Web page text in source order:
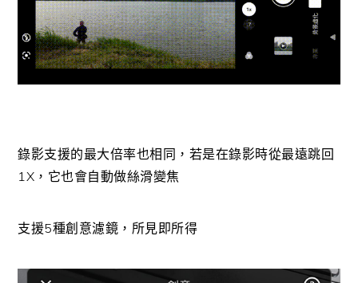
錄影支援的最大倍率也相同，若是在錄影時從最遠跳回
1X，它也會自動做絲滑變焦
支援5種創意濾鏡，所見即所得